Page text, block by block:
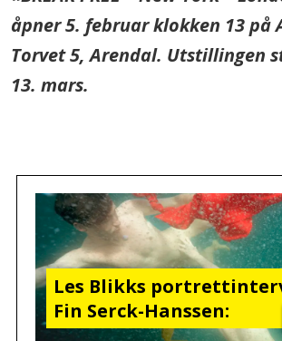
åpner 5. februar klokken 13 på
Torvet 5, Arendal. Utstillingen
13. mars.
Les Blikks
Fin Serck-Hanssen: